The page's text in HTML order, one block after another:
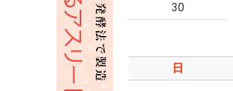
30
日